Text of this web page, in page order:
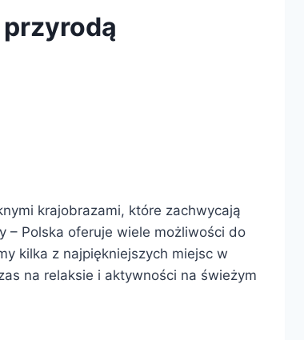
krajobrazami, które zachwycają
– Polska oferuje wiele możliwości do
kilka z najpiękniejszych miejsc w
na relaksie i aktywności na świeżym